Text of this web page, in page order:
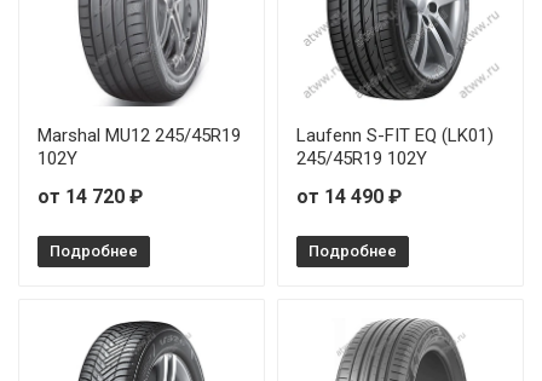
Marshal MU12 245/45R19
102Y
от 14 720 ₽
Подробнее
Laufenn S-FIT EQ (LK01)
245/45R19 102Y
от 14 490 ₽
Подробнее